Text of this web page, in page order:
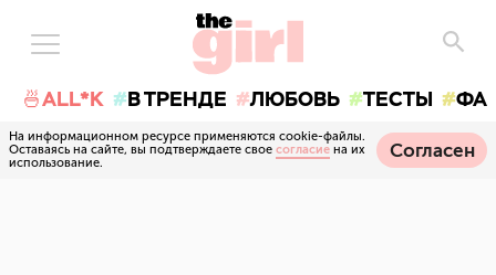
🍜ALL*K В ТРЕНДЕ ЛЮБОВЬ ТЕСТЫ
На информационном ресурсе применяются cookie-файлы.
Оставаясь на сайте, вы подтверждаете свое согласие на их
использование.
Согласен